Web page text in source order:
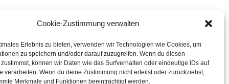
Cookie-Zustimmung verwalten
Erlebnis zu bieten, verwenden wir Technologien wie Cookies, um
zu speichern und/oder darauf zuzugreifen. Wenn du diesen
können wir Daten wie das Surfverhalten oder eindeutige IDs auf
verarbeiten. Wenn du deine Zustimmung nicht erteilst oder zurückziehst,
Merkmale und Funktionen beeinträchtigt werden.